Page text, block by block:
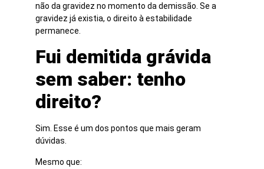
não da gravidez no momento da demissão. Se a
gravidez já existia, o direito à estabilidade
permanece.
Fui demitida grávida
sem saber: tenho
direito?
Sim. Esse é um dos pontos que mais geram
dúvidas.
Mesmo que: